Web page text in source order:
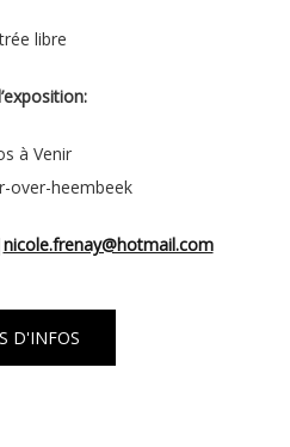
libre
à Venir
over-heembeek
nicole.frenay@hotmail.com
D'INFOS